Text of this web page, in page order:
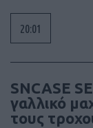
20:01
SNCASE
γαλλικό
τους